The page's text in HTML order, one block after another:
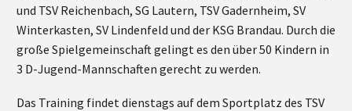
und TSV Reichenbach, SG Lautern, TSV Gadernheim, SV
Winterkasten, SV Lindenfeld und der KSG Brandau. Durch die
große Spielgemeinschaft gelingt es den über 50 Kindern in
3 D-Jugend-Mannschaften gerecht zu werden.
Das Training findet dienstags auf dem Sportplatz des TSV